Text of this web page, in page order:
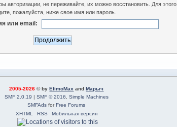
авторизации, не переживайте, их можно восстановить. Для этого
пожалуйста, ниже свое имя или пароль.
или email:
2005-2026 © byEfimoMax andМарыч
SMF 2.0.19 | SMF © 2016
Simple Machines
SMFAds forFree Forums
XHTML
RSS Мобильная версия